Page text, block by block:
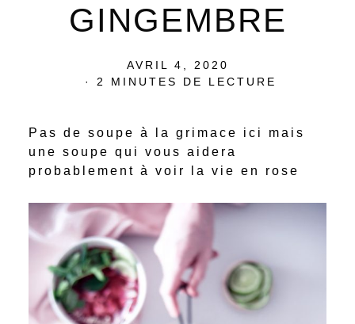
GINGEMBRE
POSTED
ON
AVRIL 4, 2020
2 MINUTES DE LECTURE
Pas de soupe à la grimace ici mais
une soupe qui vous aidera
probablement à voir la vie en rose